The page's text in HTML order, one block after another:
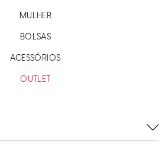
MULHER
BOLSAS
ACESSÓRIOS
OUTLET